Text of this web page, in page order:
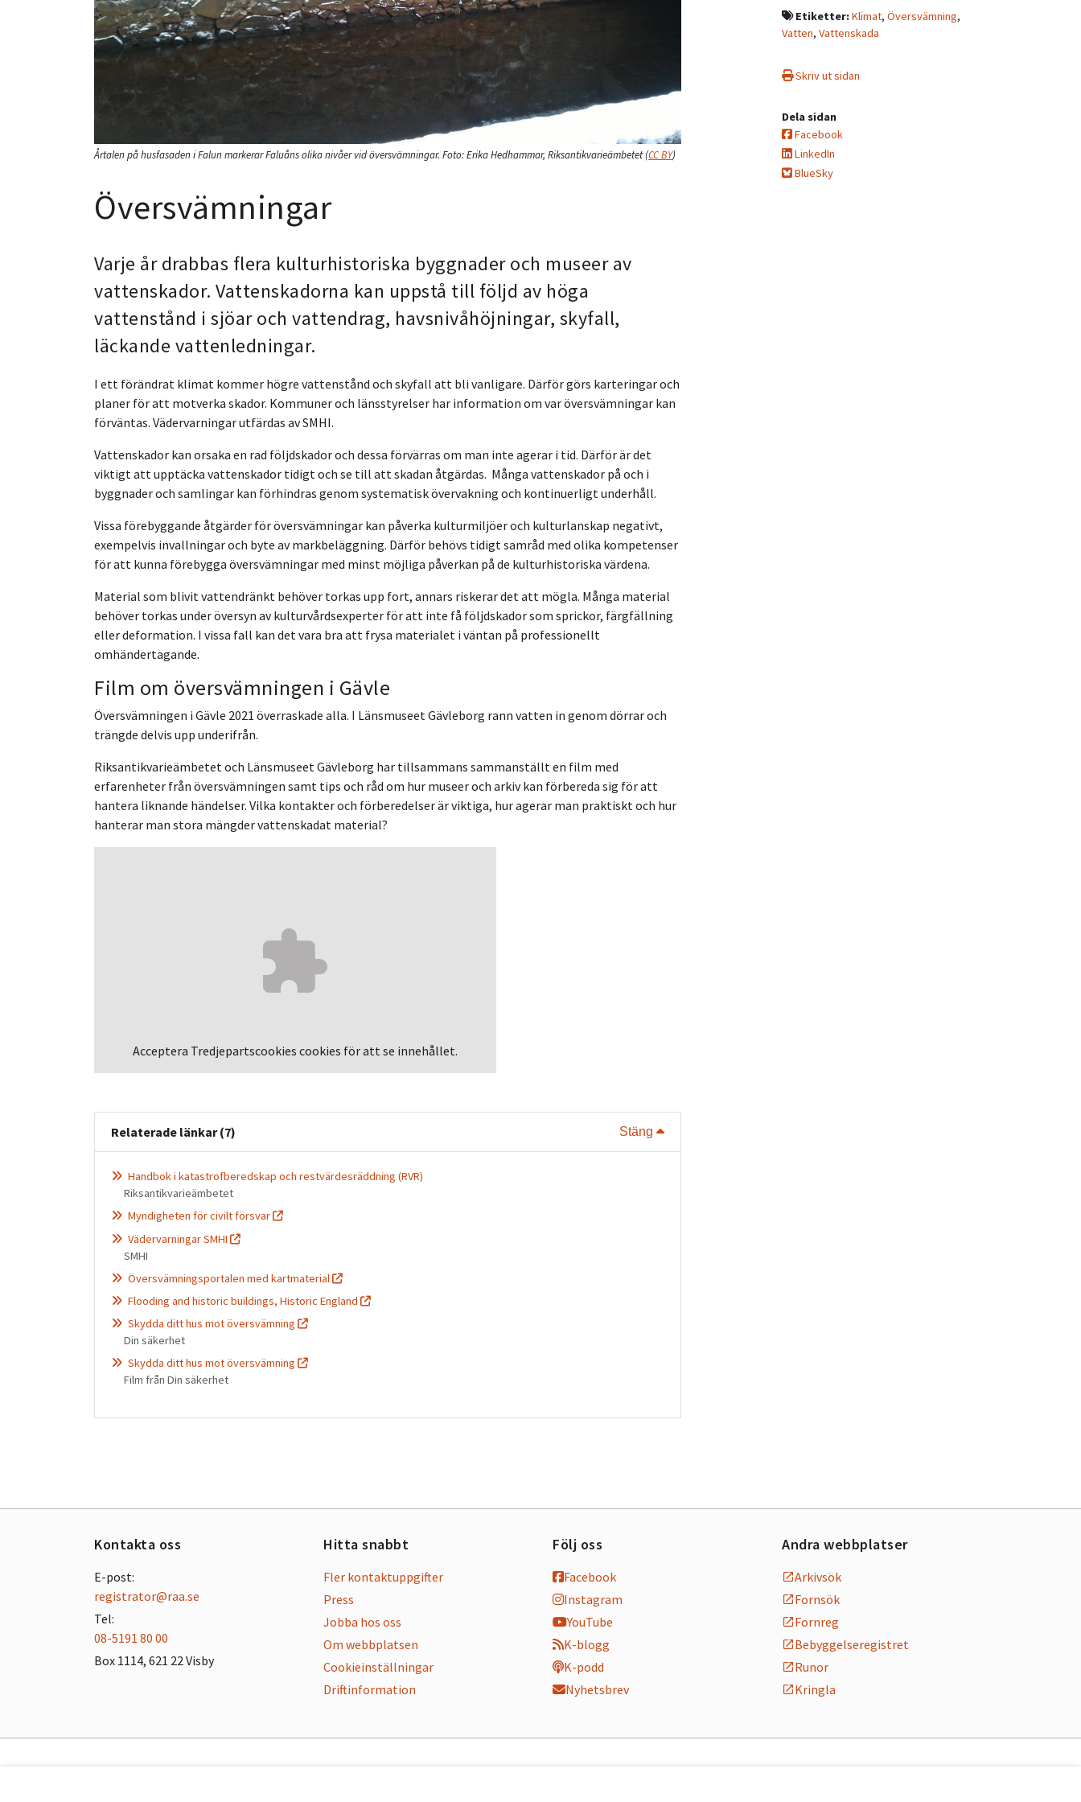
Årtalen på husfasaden i Falun markerar Faluåns olika nivåer vid översvämningar. Foto:Erika Hedhammar, Riksantikvarieämbetet(CC BY)
Översvämningar
Varje år drabbas flera kulturhistoriska byggnader och museer av
vattenskador. Vattenskadorna kan uppstå till följd av höga
vattenstånd i sjöar och vattendrag, havsnivåhöjningar, skyfall,
läckande vattenledningar.
I ett förändrat klimat kommer högre vattenstånd och skyfall att bli vanligare. Därför görs karteringar och
planer för att motverka skador. Kommuner och länsstyrelser har information om var översvämningar kan
förväntas. Vädervarningar utfärdas av SMHI.
Vattenskador kan orsaka en rad följdskador och dessa förvärras om man inte agerar i tid. Därför är det
viktigt att upptäcka vattenskador tidigt och se till att skadan åtgärdas. Många vattenskador på och i
byggnader och samlingar kan förhindras genom systematisk övervakning och kontinuerligt underhåll.
Vissa förebyggande åtgärder för översvämningar kan påverka kulturmiljöer och kulturlanskap negativt,
exempelvis invallningar och byte av markbeläggning. Därför behövs tidigt samråd med olika kompetenser
för att kunna förebygga översvämningar med minst möjliga påverkan på de kulturhistoriska värdena.
Material som blivit vattendränkt behöver torkas upp fort, annars riskerar det att mögla. Många material
behöver torkas under översyn av kulturvårdsexperter för att inte få följdskador som sprickor, färgfällning
eller deformation. I vissa fall kan det vara bra att frysa materialet i väntan på professionellt
omhändertagande.
Film om översvämningen i Gävle
Översvämningen i Gävle 2021 överraskade alla. I Länsmuseet Gävleborg rann vatten in genom dörrar och
trängde delvis upp underifrån.
Riksantikvarieämbetet och Länsmuseet Gävleborg har tillsammans sammanställt en film med
erfarenheter från översvämningen samt tips och råd om hur museer och arkiv kan förbereda sig för att
hantera liknande händelser. Vilka kontakter och förberedelser är viktiga, hur agerar man praktiskt och hur
hanterar man stora mängder vattenskadat material?
Acceptera Tredjepartscookies cookies för att se innehållet.
Relaterade länkar (7) Stäng Visa eller stäng
Handbok i katastrofberedskap och restvärdesräddning (RVR)
Riksantikvarieämbetet
Myndigheten för civilt försvar
Vädervarningar SMHI
SMHI
Översvämningsportalen med kartmaterial
Flooding and historic buildings, Historic England
Skydda ditt hus mot översvämning
Din säkerhet
Skydda ditt hus mot översvämning
Film från Din säkerhet
Etiketter:Klimat, Översvämning,
Vatten, Vattenskada
Skriv ut sidan
Dela sidan
Facebook
LinkedIn
BlueSky
Kontakta oss
E-post:
registrator@raa.se
Tel:
08-5191 80 00
Box 1114, 621 22 Visby
Hitta snabbt
Fler kontaktuppgifter
Press
Jobba hos oss
Om webbplatsen
Cookieinställningar
Driftinformation
Följ oss
Facebook
Instagram
YouTube
K-blogg
K-podd
Nyhetsbrev
Andra webbplatser
Arkivsök
Fornsök
Fornreg
Bebyggelseregistret
Runor
Kringla